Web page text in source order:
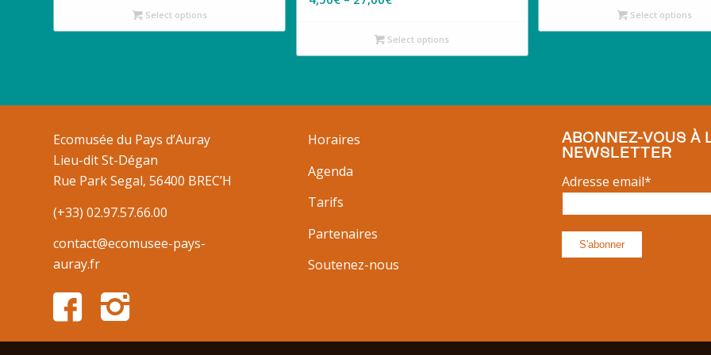
Select options
Select options
Select options
Ecomusée du Pays d’Auray
Lieu-dit St-Dégan
Rue Park Segal, 56400 BREC’H
(+33) 02.97.57.66.00
contact@ecomusee-pays-
auray.fr
Horaires
Agenda
Tarifs
Partenaires
Soutenez-nous
ABONNEZ-VOUS À
NEWSLETTER
Adresse email*